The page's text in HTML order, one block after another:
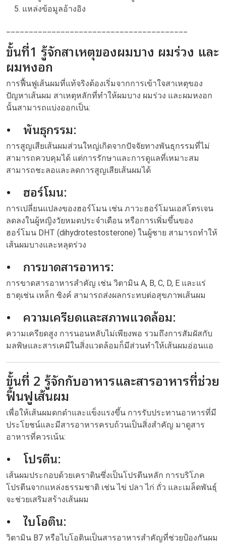
แหล่งข้อมูลอ้างอิง
ขั้นที่1 รู้จักสาเหตุของผมบาง ผมร่วง และ
ผมหงอก
การฟื้นฟูเส้นผมที่แท้จริงต้องเริ่มจากการเข้าใจสาเหตุของ
ปัญหาเส้นผม สาเหตุหลักที่ทำให้ผมบาง ผมร่วง และผมหงอก
นั้นสามารถแบ่งออกเป็น:
• พันธุกรรม:
การสูญเสียเส้นผมส่วนใหญ่เกิดจากปัจจัยทางพันธุกรรมที่ไม่
สามารถควบคุมได้ แต่การรักษาและการดูแลที่เหมาะสม
สามารถชะลอและลดการสูญเสียเส้นผมได้
• ฮอร์โมน:
การเปลี่ยนแปลงของฮอร์โมน เช่น ภาวะฮอร์โมนเอสโตรเจน
ลดลงในผู้หญิงวัยหมดประจำเดือน หรือการเพิ่มขึ้นของ
ฮอร์โมน DHT (dihydrotestosterone) ในผู้ชาย สามารถทำให้
เส้นผมบางและหลุดร่วง
• การขาดสารอาหาร:
การขาดสารอาหารสำคัญ เช่น วิตามิน A, B, C, D, E และแร่
ธาตุเช่น เหล็ก ซิงค์ สามารถส่งผลกระทบต่อสุขภาพเส้นผม
• ความเครียดและสภาพแวดล้อม:
ความเครียดสูง การนอนหลับไม่เพียงพอ รวมถึงการสัมผัสกับ
มลพิษและสารเคมีในสิ่งแวดล้อมก็มีส่วนทำให้เส้นผมอ่อนแอ
ขั้นที่ 2 รู้จักกับอาหารและสารอาหารที่ช่วย
ฟื้นฟูเส้นผม
เพื่อให้เส้นผมดกดำและแข็งแรงขึ้น การรับประทานอาหารที่มี
ประโยชน์และมีสารอาหารครบถ้วนเป็นสิ่งสำคัญ มาดูสาร
อาหารที่ควรเน้น:
• โปรตีน:
เส้นผมประกอบด้วยเคราตินซึ่งเป็นโปรตีนหลัก การบริโภค
โปรตีนจากแหล่งธรรมชาติ เช่น ไข่ ปลา ไก่ ถั่ว และเมล็ดพันธุ์
จะช่วยเสริมสร้างเส้นผม
• ไบโอติน:
วิตามิน B7 หรือไบโอตินเป็นสารอาหารสำคัญที่ช่วยป้องกันผม